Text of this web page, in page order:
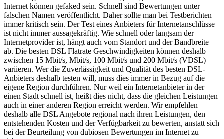
Internet können gefaked sein. Schnell sind Bewertungen unter
falschen Namen veröffentlicht. Daher sollte man bei Testberichten
immer kritisch sein. Der Test eines Anbieters für Internetanschlüsse
ist nicht immer aussagekräftig. Wie schnell oder langsam der
Internetprovider ist, hängt auch vom Standort und der Bandbreite
ab. Die besten DSL Flatrate Geschwindigkeiten können deshalb
zwischen 15 Mbit/s, Mbit/s, 100 Mbit/s und 200 Mbit/s (VDSL)
variieren. Wer die Zuverlässigkeit und Qualität des besten DSL-
Anbieters deshalb testen will, muss dies immer in Bezug auf die
eigene Region durchführen. Nur weil ein Internetanbieter in der
einen Stadt schnell ist, heißt dies nicht, dass die gleichen Leistungen
auch in einer anderen Region erreicht werden. Wir empfehlen
deshalb alle DSL Angebote regional nach ihren Leistungen, den
entstehenden Kosten und der Verfügbarkeit zu bewerten, anstatt sich
bei der Beurteilung von dubiosen Bewertungen im Internet zu